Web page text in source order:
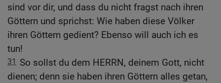
sind vor dir, und dass du nicht fragst nach ihren
Göttern und sprichst: Wie haben diese Völker
ihren Göttern gedient? Ebenso will auch ich es
tun!
31
So sollst du dem HERRN, deinem Gott, nicht
dienen; denn sie haben ihren Göttern alles getan,